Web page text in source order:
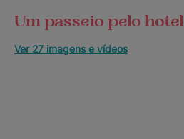
Um passeio pelo hotel
Ver 27 imagens e vídeos